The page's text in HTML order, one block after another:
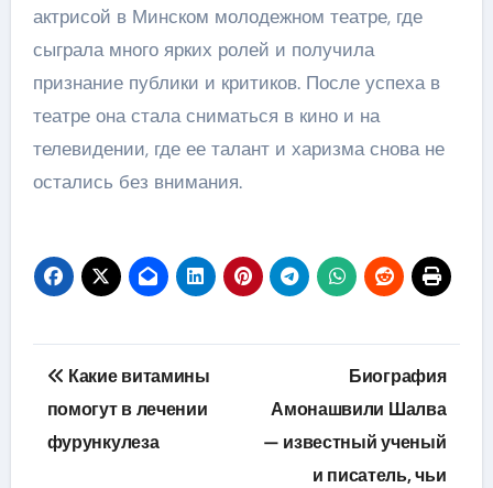
актрисой в Минском молодежном театре, где
сыграла много ярких ролей и получила
признание публики и критиков. После успеха в
театре она стала сниматься в кино и на
телевидении, где ее талант и харизма снова не
остались без внимания.
Навигация
по
записям
Какие витамины
помогут в лечении
фурункулеза
Биография
Амонашвили Шалва
— известный ученый
и писатель, чьи